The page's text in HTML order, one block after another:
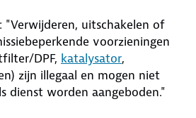
"Verwijderen, uitschakelen of
voorzieningen
DPF, katalysator,
zijn illegaal en mogen niet
dienst worden aangeboden."